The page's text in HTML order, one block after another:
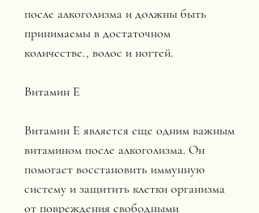
после алкоголизма и должны быть
принимаемы в достаточном
количестве., волос и ногтей.
Витамин Е
Витамин Е является еще одним важным
витамином после алкоголизма. Он
помогает восстановить иммунную
систему и защитить клетки организма
от повреждения свободными